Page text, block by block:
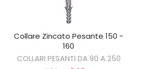
AGGIUNGI AL CARRELLO
Collare Zincato Pesante 150 -
160
COLLARI PESANTI DA 90 A 250